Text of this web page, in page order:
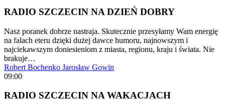
RADIO SZCZECIN NA DZIEŃ DOBRY
Nasz poranek dobrze nastraja. Skutecznie przesyłamy Wam energię
na falach eteru dzięki dużej dawce humoru, najnowszym i
najciekawszym doniesieniom z miasta, regionu, kraju i świata. Nie
brakuje…
Robert Bochenko Jarosław Gowin
09:00
RADIO SZCZECIN NA WAKACJACH